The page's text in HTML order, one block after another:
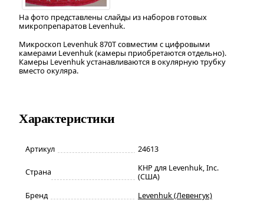
На фото представлены слайды из наборов готовых
микропрепаратов Levenhuk.
Микроскоп Levenhuk 870T совместим с цифровыми
камерами Levenhuk (камеры приобретаются отдельно).
Камеры Levenhuk устанавливаются в окулярную трубку
вместо окуляра.
Характеристики
Артикул 24613
Страна
КНР для Levenhuk, Inc.
(США)
Бренд
Levenhuk (Левенгук)